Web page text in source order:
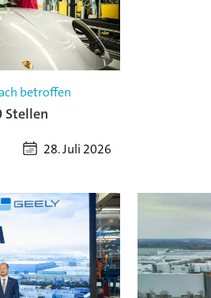
betroffen
Stellen
28. Juli 2026